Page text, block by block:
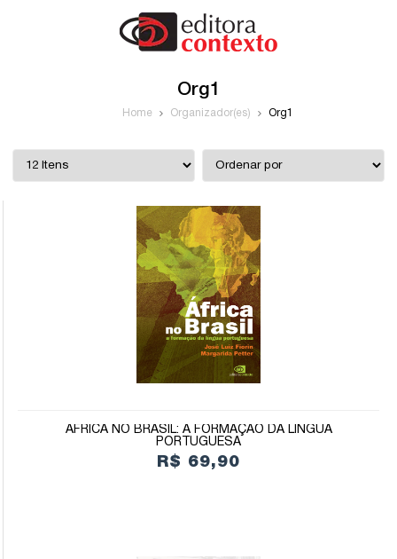
Org1
Home Organizador(es) Org1
ÁFRICA NO BRASIL: A FORMAÇÃO DA LÍNGUA
PORTUGUESA
R$ 69,90